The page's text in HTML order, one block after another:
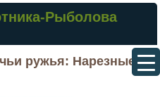
Рыболова
ружья: Нарезные